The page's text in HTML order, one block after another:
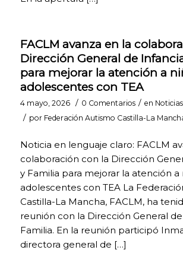
FACLM avanza en la
Dirección General de
para mejorar la atención a
adolescentes con TEA
4 mayo, 2026 / 0 Comentarios / en
/ por Federación Autismo Castilla-La
Noticia en lenguaje claro: FACLM
colaboración con la Dirección
y Familia para mejorar la atención a
adolescentes con TEA La
Castilla-La Mancha, FACLM, ha
reunión con la Dirección General
Familia. En la reunión participó
directora general de […]
ejemplo, adaptándose
a tu tipo de
navegador) y la
personalización de la
misma en base a tus
preferencias (por
ejemplo, presentando
la información en el
escogido en anteriores
ocasiones), lo cual
contribuirá a la
facilidad, usabilidad y
comodidad de nuestra
página durante tu
navegación. Puedes
estas cookies
marcando la casilla